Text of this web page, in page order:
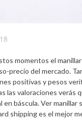
momentos el
precio del mercado.
positivas y pesos
las valoraciones verás
en báscula. Ver manillar
shipping es el mejor